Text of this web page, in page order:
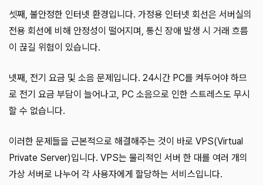
셋째, 불안정한 인터넷 환경입니다. 가정용 인터넷 회선은 서버실의
전용 회선에 비해 안정성이 떨어지며, 통신 장애 발생 시 거래 흐름
이 끊길 위험이 있습니다.
넷째, 전기 요금 및 소음 문제입니다. 24시간 PC를 켜두어야 하므
로 전기 요금 부담이 늘어나고, PC 소음으로 인한 스트레스도 무시
할 수 없습니다.
이러한 문제들을 근본적으로 해결해주는 것이 바로 VPS(Virtual
Private Server)입니다. VPS는 물리적인 서버 한 대를 여러 개의
가상 서버로 나누어 각 사용자에게 할당하는 서비스입니다.